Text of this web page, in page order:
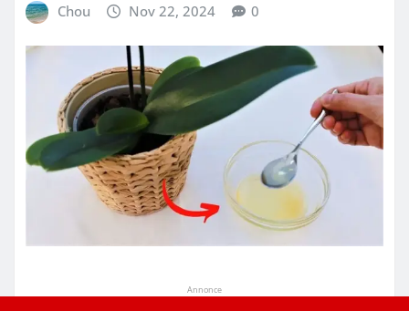
Chou Nov 22, 2024 0
Annonce